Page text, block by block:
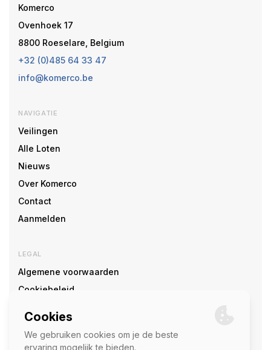
Komerco
Ovenhoek 17
8800 Roeselare, Belgium
+32 (0)485 64 33 47
info@komerco.be
NAVIGATIE
Veilingen
Alle Loten
Nieuws
Over Komerco
Contact
Aanmelden
LEGAL
Algemene voorwaarden
Cookiebeleid
SOCIAL